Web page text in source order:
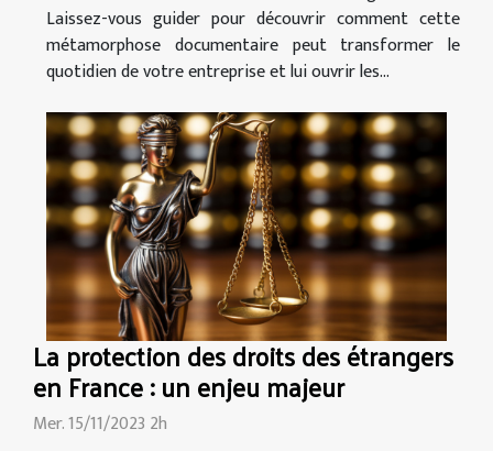
Laissez-vous guider pour découvrir comment cette
métamorphose documentaire peut transformer le
quotidien de votre entreprise et lui ouvrir les...
La protection des droits des étrangers
en France : un enjeu majeur
Mer. 15/11/2023 2h